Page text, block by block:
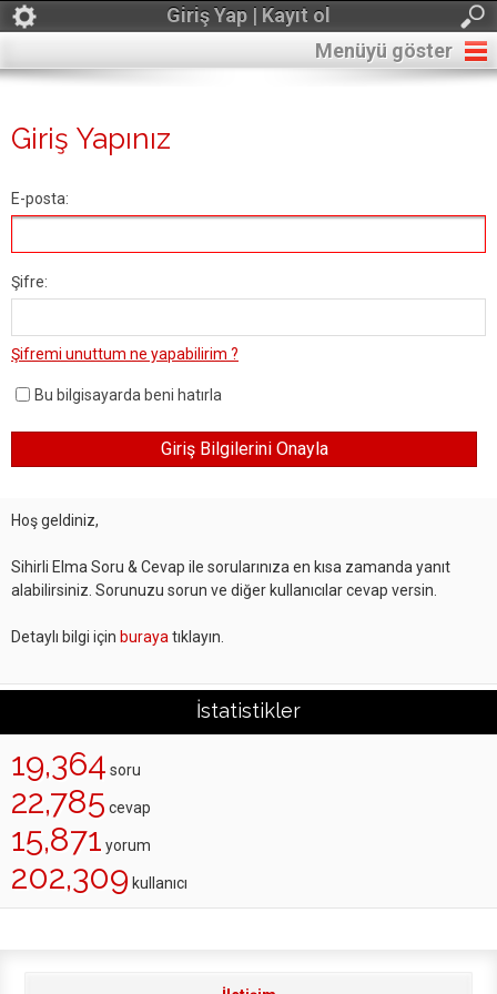
Giriş Yap | Kayıt ol
Menüyü göster
Giriş Yapınız
E-posta:
Şifre:
Şifremi unuttum ne yapabilirim ?
Bu bilgisayarda beni hatırla
Hoş geldiniz,
Sihirli Elma Soru & Cevap ile sorularınıza en kısa zamanda yanıt
alabilirsiniz. Sorunuzu sorun ve diğer kullanıcılar cevap versin.
Detaylı bilgi için buraya tıklayın.
İstatistikler
19,364 soru
22,785 cevap
15,871 yorum
202,309 kullanıcı